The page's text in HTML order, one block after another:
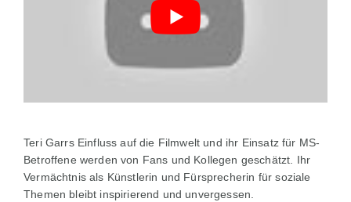
Teri Garrs Einfluss auf die Filmwelt und ihr Einsatz für MS-
Betroffene werden von Fans und Kollegen geschätzt. Ihr
Vermächtnis als Künstlerin und Fürsprecherin für soziale
Themen bleibt inspirierend und unvergessen.